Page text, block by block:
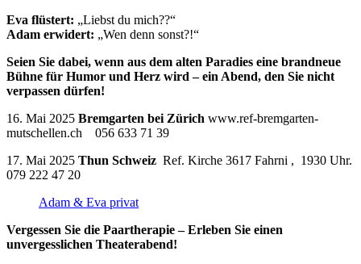
Eva flüstert: „Liebst du mich??“
Adam erwidert: „Wen denn sonst?!“
Seien Sie dabei, wenn aus dem alten Paradies eine brandneue
Bühne für Humor und Herz wird – ein Abend, den Sie nicht
verpassen dürfen!
16. Mai 2025 Bremgarten bei Zürich www.ref-bremgarten-
mutschellen.ch 056 633 71 39
17. Mai 2025 Thun Schweiz Ref. Kirche 3617 Fahrni , 1930 Uhr.
079 222 47 20
Adam & Eva privat
Vergessen Sie die Paartherapie – Erleben Sie einen
unvergesslichen Theaterabend!